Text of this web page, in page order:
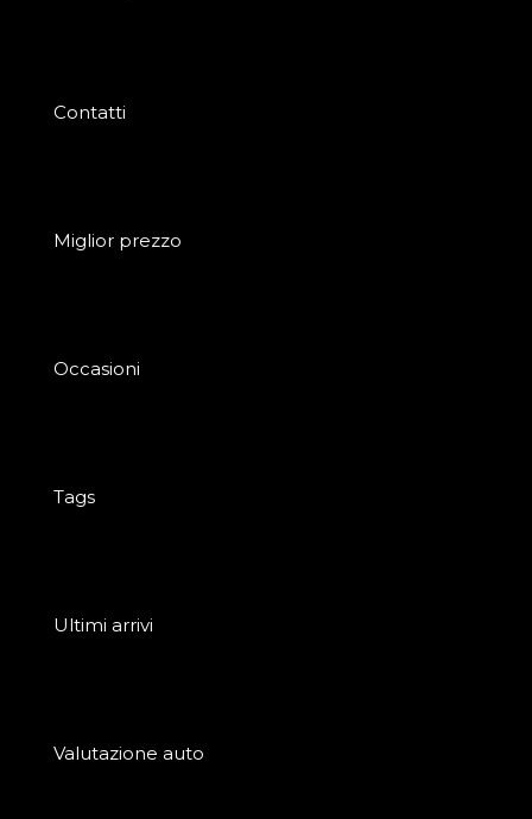
Contatti
Miglior prezzo
Occasioni
Tags
Ultimi arrivi
Valutazione auto